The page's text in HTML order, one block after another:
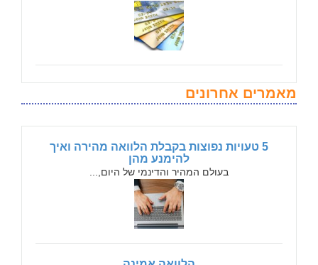
מאמרים אחרונים
5 טעויות נפוצות בקבלת הלוואה מהירה ואיך
להימנע מהן
בעולם המהיר והדינמי של היום,...